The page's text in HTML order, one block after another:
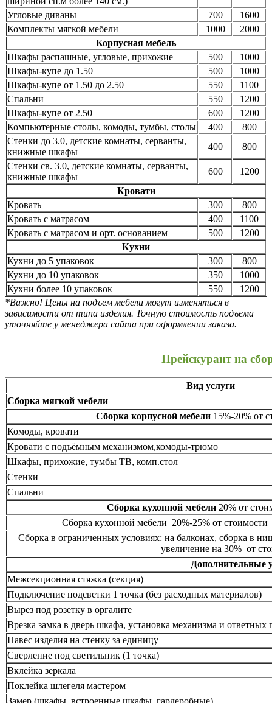
Угловые диваны
700
1600
Комплекты мягкой мебели
1000
2000
Корпусная мебель
Шкафы распашные, угловые, прихожие
500
1000
Шкафы-купе до 1.50
500
1000
Шкафы-купе от 1.50 до 2.50
550
1100
Спальни
550
1200
Шкафы-купе от 2.50
600
1200
Компьютерные столы, комоды, тумбы, столы
400
800
Стенки до 3.0, детские комнаты, серванты,
книжные шкафы
400
800
Стенки св. 3.0, детские комнаты, серванты,
книжные шкафы
600
1200
Кровати
Кровать
300
800
Кровать с матрасом
400
1100
Кровать с матрасом и орт. основанием
500
1200
Кухни
Кухни до 5 упаковок
300
800
Кухни до 10 упаковок
350
1000
Кухни более 10 упаковок
550
1200
*Важно! Цены на подъем мебели могут изменяться в
зависимости от типа изделия. Точную стоимость подъема
уточняйте у менеджера сайта при оформлении заказа.
Прейскурант на
Вид услуги
Сборка мягкой мебели
Сборка корпусной мебели15%-20% от
Комоды, кровати
Кровати с подъёмным механизмом,комоды-трюмо
Шкафы, прихожие, тумбы ТВ, комп.стол
Стенки
Спальни
Сборка кухонной мебели20% от
Сборка кухонной мебели 20%-25% от стоимости
Сборка в ограниченных условиях: на балконах, сборка в
увеличение на 30% от
Дополнительные
Межсекционная стяжка (секция)
Подключение подсветки 1 точка (без расходных материалов)
Вырез под розетку в оргалите
Врезка замка в дверь шкафа, установка механизма и ответных
Навес изделия на стенку за единицу
Сверление под светильник (1 точка)
Вклейка зеркала
Поклейка шлегеля мастером
Замер (шкафы, встроенные шкафы, гардеробные)